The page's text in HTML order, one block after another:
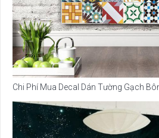
Chi Phí Mua Decal Dán Tường Gạch